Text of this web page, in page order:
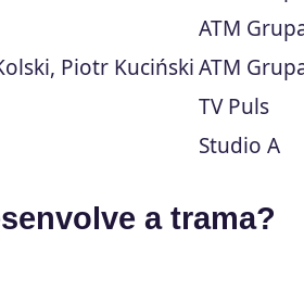
ATM
Piotr KucińskiATM
TV Puls
Studio A
a trama?